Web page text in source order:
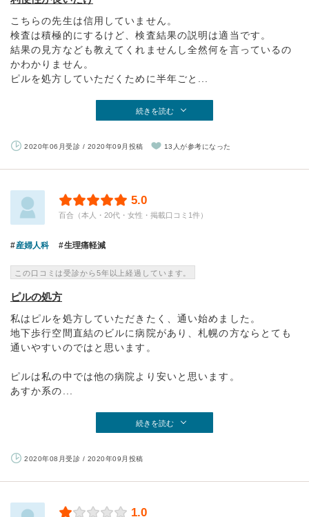
こちらの先生は信用していません。
検査は積極的にするけど、検査結果の説明は適当です。
結果の見方なども教えてくれませんし全然何を言っているの
かわかりません。
ピルを処方していただくために半年ごと...
続きを読む
2020年06月受診 / 2020年09月投稿 13人が参考になった
5.0
百合（本人・20代・女性・掲載口コミ1件）
産婦人科 生理痛軽減
この口コミは受診から5年以上経過しています。
ピルの処方
私はピルを処方していただきたく、通い始めました。
地下歩行空間直結のビルに病院があり、札幌の方ならとても
通いやすいのではと思います。
ピルは私の中では他の病院より安いと思います。
あすか系の...
続きを読む
2020年08月受診 / 2020年09月投稿
1.0